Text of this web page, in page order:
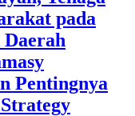
pada
Pentingnya